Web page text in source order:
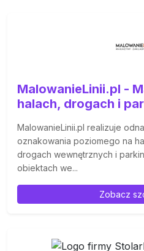
MalowanieLinii.pl -
halach, drogach i
MalowanieLinii.pl realizuje
oznakowania poziomego na
drogach wewnętrznych i
obiektach we...
Zobacz